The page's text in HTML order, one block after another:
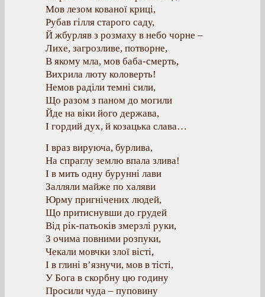
Мов лезом кованої криці,
Рубав гілля старого саду,
Й жбурляв з розмаху в небо чорне –
Лихе, загрозливе, потворне,
В якому мла, мов баба-смерть,
Вихрила люту коловерть!
Немов раділи темні сили,
Що разом з паном до могили
Йде на віки його держава,
І гордий дух, й козацька слава…
І враз вируюча, бурлива,
На спраглу землю впала злива!
І в мить одну бурунні лави
Залляли майже по халяви
Юрму пригнічених людей,
Що притиснувши до грудей
Від рік-патьоків змерзлі руки,
З очима повними розпуки,
Чекали мовчки злої вісті,
І в глині в’язнучи, мов в тісті,
У Бога в скорбну цю годину
Просили чуда – пуповину